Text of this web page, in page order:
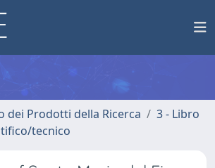
dei Prodotti della Ricerca
3 - Libro
tecnico